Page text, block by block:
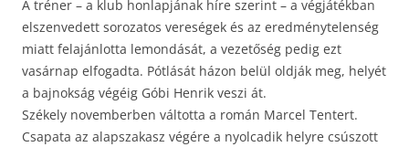
A tréner – a klub honlapjának híre szerint – a végjátékban
elszenvedett sorozatos vereségek és az eredménytelenség
miatt felajánlotta lemondását, a vezetőség pedig ezt
vasárnap elfogadta. Pótlását házon belül oldják meg, helyét
a bajnokság végéig Góbi Henrik veszi át.
Székely novemberben váltotta a román Marcel Tentert.
Csapata az alapszakasz végére a nyolcadik helyre csúszott